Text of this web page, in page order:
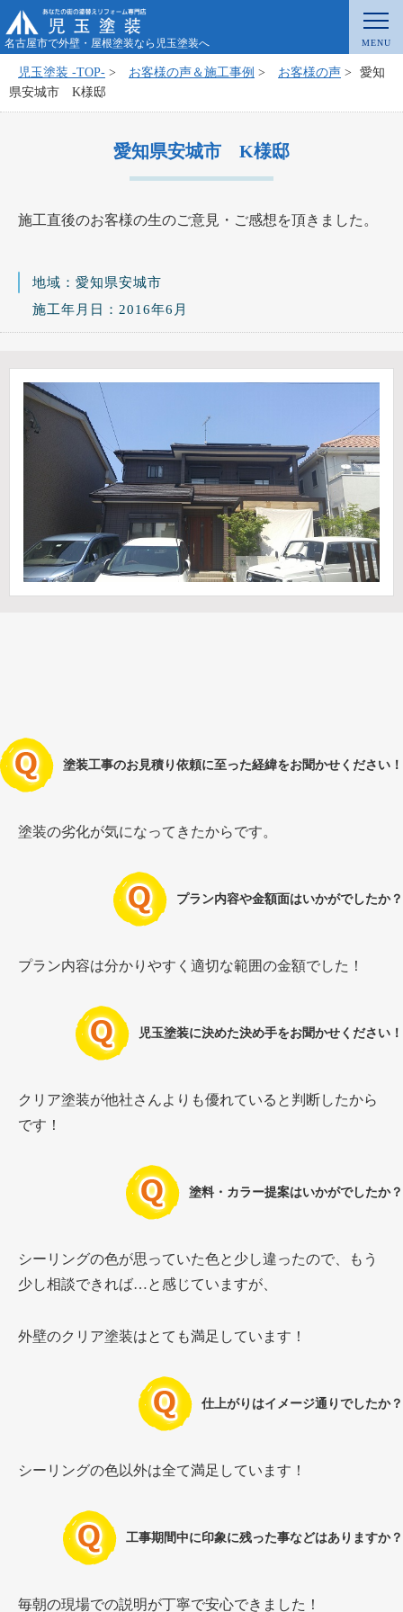
名古屋市で外壁・屋根塗装なら児玉塗装へ
児玉塗装 -TOP- > お客様の声＆施工事例 > お客様の声 >
愛知
県安城市 K様邸
愛知県安城市 K様邸
施工直後のお客様の生のご意見・ご感想を頂きました。
地域：愛知県安城市
施工年月日：2016年6月
塗装工事のお見積り依頼に至った経緯をお聞かせください！
塗装の劣化が気になってきたからです。
プラン内容や金額面はいかがでしたか？
プラン内容は分かりやすく適切な範囲の金額でした！
児玉塗装に決めた決め手をお聞かせください！
クリア塗装が他社さんよりも優れていると判断したから
です！
塗料・カラー提案はいかがでしたか？
シーリングの色が思っていた色と少し違ったので、もう
少し相談できれば…と感じていますが、
外壁のクリア塗装はとても満足しています！
仕上がりはイメージ通りでしたか？
シーリングの色以外は全て満足しています！
工事期間中に印象に残った事などはありますか？
毎朝の現場での説明が丁寧で安心できました！